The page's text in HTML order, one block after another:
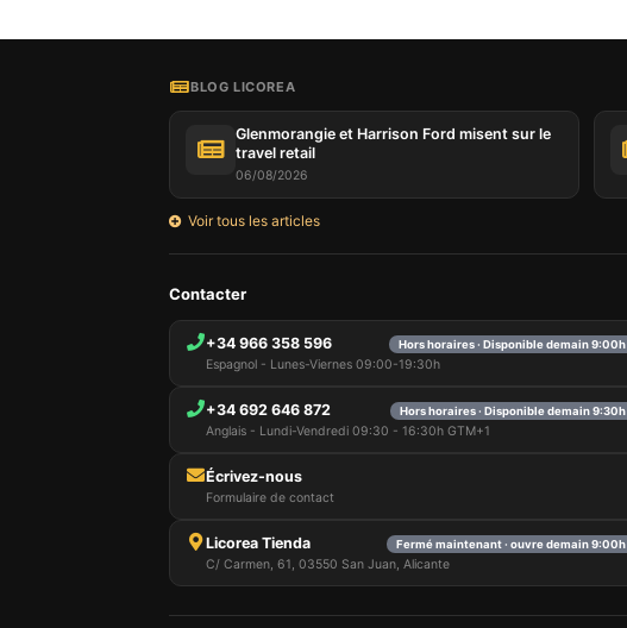
BLOG LICOREA
Glenmorangie et Harrison Ford misent sur le
travel retail
06/08/2026
Voir tous les articles
Contacter
+34 966 358 596 Hors horaires · Disponible demain 9:00h
Espagnol - Lunes-Viernes 09:00-19:30h
+34 692 646 872 Hors horaires · Disponible demain 9:30h
Anglais - Lundi-Vendredi 09:30 - 16:30h GTM+1
Écrivez-nous
Formulaire de contact
Licorea Tienda Fermé maintenant · ouvre demain 9:00h
C/ Carmen, 61, 03550 San Juan, Alicante